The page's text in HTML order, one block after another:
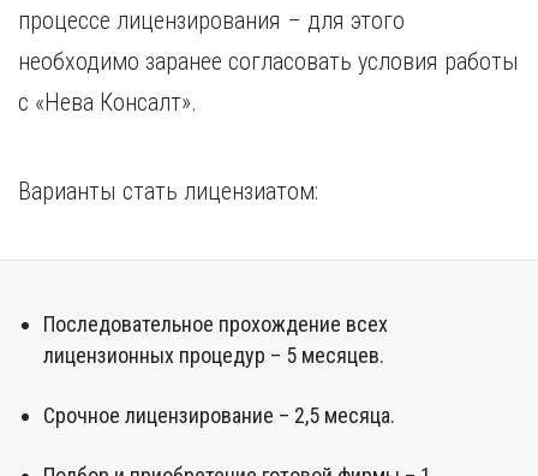
процессе лицензирования – для этого
необходимо заранее согласовать условия работы
с «Нева Консалт».
Варианты стать лицензиатом:
Последовательное прохождение всех
лицензионных процедур – 5 месяцев.
Срочное лицензирование – 2,5 месяца.